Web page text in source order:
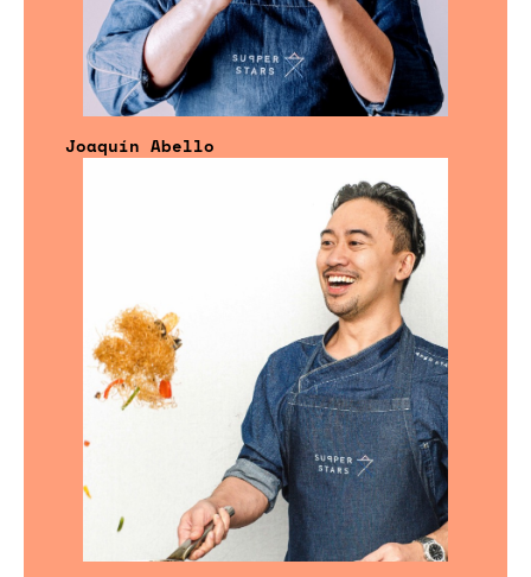
Joaquín Abello